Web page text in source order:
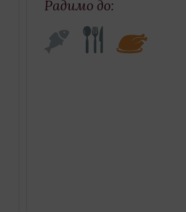
Радимо до: